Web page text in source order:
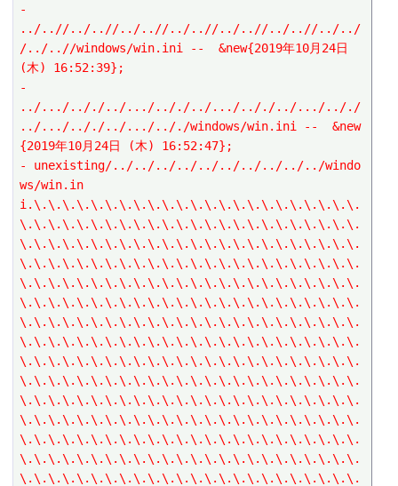
-
../..//../..//../..//../..//../..//../..//../../
/../..//windows/win.ini --  &new{2019年10月24日
(木) 16:52:39};
-
../.../.././../.../.././../.../.././../.../.././
../.../.././../.../.././windows/win.ini --  &new
{2019年10月24日 (木) 16:52:47};
- unexisting/../../../../../../../../../../windo
ws/win.in
i.\.\.\.\.\.\.\.\.\.\.\.\.\.\.\.\.\.\.\.\.\.\.\.
\.\.\.\.\.\.\.\.\.\.\.\.\.\.\.\.\.\.\.\.\.\.\.\.
\.\.\.\.\.\.\.\.\.\.\.\.\.\.\.\.\.\.\.\.\.\.\.\.
\.\.\.\.\.\.\.\.\.\.\.\.\.\.\.\.\.\.\.\.\.\.\.\.
\.\.\.\.\.\.\.\.\.\.\.\.\.\.\.\.\.\.\.\.\.\.\.\.
\.\.\.\.\.\.\.\.\.\.\.\.\.\.\.\.\.\.\.\.\.\.\.\.
\.\.\.\.\.\.\.\.\.\.\.\.\.\.\.\.\.\.\.\.\.\.\.\.
\.\.\.\.\.\.\.\.\.\.\.\.\.\.\.\.\.\.\.\.\.\.\.\.
\.\.\.\.\.\.\.\.\.\.\.\.\.\.\.\.\.\.\.\.\.\.\.\.
\.\.\.\.\.\.\.\.\.\.\.\.\.\.\.\.\.\.\.\.\.\.\.\.
\.\.\.\.\.\.\.\.\.\.\.\.\.\.\.\.\.\.\.\.\.\.\.\.
\.\.\.\.\.\.\.\.\.\.\.\.\.\.\.\.\.\.\.\.\.\.\.\.
\.\.\.\.\.\.\.\.\.\.\.\.\.\.\.\.\.\.\.\.\.\.\.\.
\.\.\.\.\.\.\.\.\.\.\.\.\.\.\.\.\.\.\.\.\.\.\.\.
\.\.\.\.\.\.\.\.\.\.\.\.\.\.\.\.\.\.\.\.\.\.\.\.